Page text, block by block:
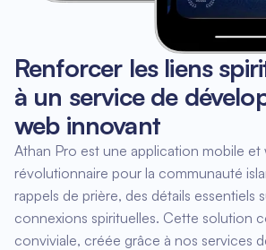
Renforcer les liens
à un service de
web innovant
Athan Pro est une application mobile et
révolutionnaire pour la communauté
rappels de prière, des détails essentiels
connexions spirituelles. Cette solution
conviviale, créée grâce à nos services